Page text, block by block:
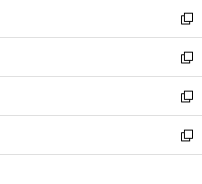
く
で
開
く
ド
ウ
で
開
く
ィ
ン
ド
ウ
で
開
く
い
ウ
ィ
ン
ド
ウ
で
開
新
し
い
ウ
ィ
ン
ド
ウ
新
し
い
ウ
ィ
ン
新
し
い
ウ
新
し